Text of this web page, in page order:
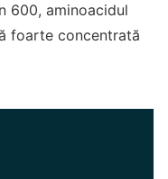
600, aminoacidul
foarte concentrată